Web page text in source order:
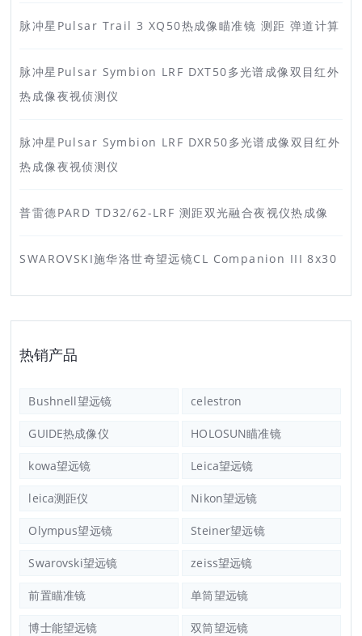
脉冲星Pulsar Trail 3 XQ50热成像瞄准镜 测距 弹道计算
脉冲星Pulsar Symbion LRF DXT50多光谱成像双目红外
热成像夜视侦测仪
脉冲星Pulsar Symbion LRF DXR50多光谱成像双目红外
热成像夜视侦测仪
普雷德PARD TD32/62-LRF 测距双光融合夜视仪热成像
SWAROVSKI施华洛世奇望远镜CL Companion III 8x30
热销产品
Bushnell望远镜 celestron
GUIDE热成像仪 HOLOSUN瞄准镜
kowa望远镜 Leica望远镜
leica测距仪 Nikon望远镜
Olympus望远镜 Steiner望远镜
Swarovski望远镜 zeiss望远镜
前置瞄准镜 单筒望远镜
博士能望远镜 双筒望远镜